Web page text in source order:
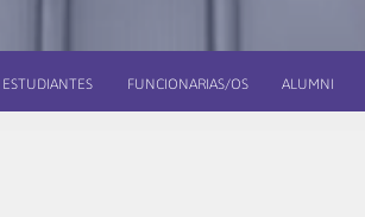
ESTUDIANTES FUNCIONARIAS/OS ALUMNI